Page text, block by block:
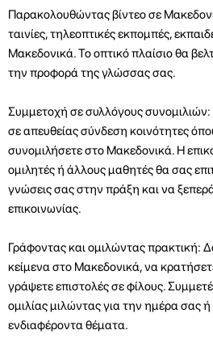
Παρακολουθώντας βίντεο σε
ταινίες, τηλεοπτικές εκπομπές,
Μακεδονικά. Το οπτικό πλαίσιο θα
την προφορά της γλώσσας σας.
Συμμετοχή σε συλλόγους
σε απευθείας σύνδεση κοινότητες
συνομιλήσετε στο Μακεδονικά. Η
ομιλητές ή άλλους μαθητές θα σας
γνώσεις σας στην πράξη και να
επικοινωνίας.
Γράφοντας και ομιλώντας πρακτική:
κείμενα στο Μακεδονικά, να
γράψετε επιστολές σε φίλους.
ομιλίας μιλώντας για την ημέρα σας
ενδιαφέροντα θέματα.